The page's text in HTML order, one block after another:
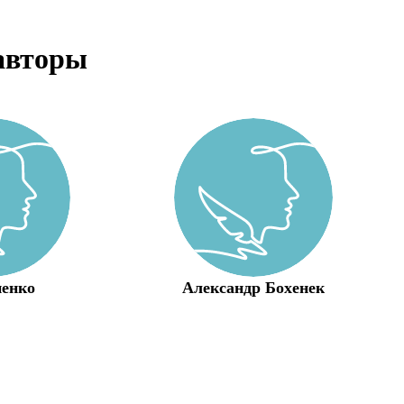
Александр Бохенек